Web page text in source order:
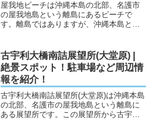
屋我地ビーチは沖縄本島の北部、名護市
の屋我地島という離島にあるビーチで
す。離島ではありますが、沖縄本島と橋
イな砂浜が特徴のビーチです。キャンプ
やバーベキューができる...
古宇利大橋南詰展望所(大堂原) |
絶景スポット！駐車場など周辺情
報を紹介！
古宇利大橋南詰展望所(大堂原)は沖縄本島
の北部、名護市の屋我地島という離島に
ある展望所です。この展望所から古宇利